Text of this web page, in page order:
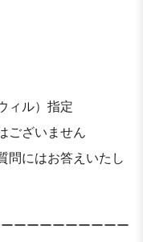
ィル）指定
ございません
問にはお答えいたし
ーーーーーーーーー